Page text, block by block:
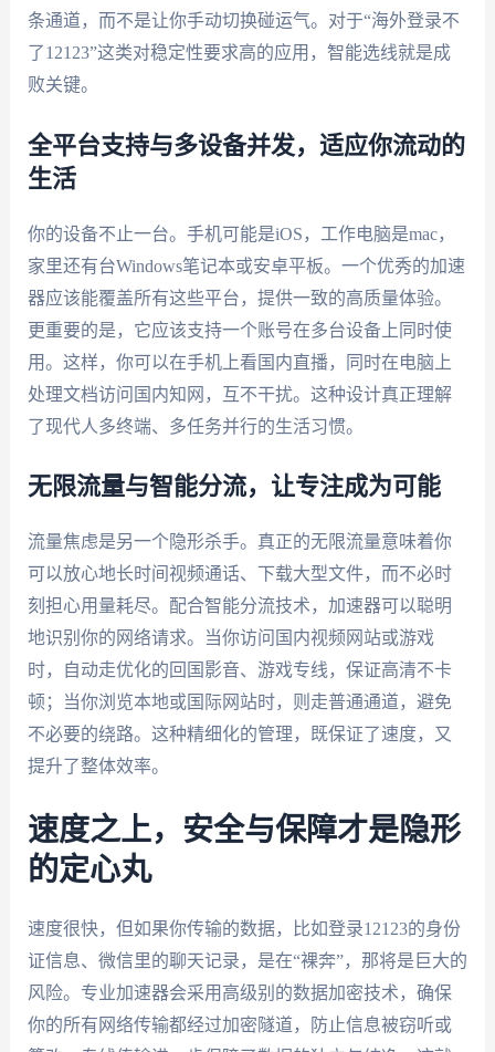
条通道，而不是让你手动切换碰运气。对于“海外登录不
了12123”这类对稳定性要求高的应用，智能选线就是成
败关键。
全平台支持与多设备并发，适应你流动的
生活
你的设备不止一台。手机可能是iOS，工作电脑是mac，
家里还有台Windows笔记本或安卓平板。一个优秀的加速
器应该能覆盖所有这些平台，提供一致的高质量体验。
更重要的是，它应该支持一个账号在多台设备上同时使
用。这样，你可以在手机上看国内直播，同时在电脑上
处理文档访问国内知网，互不干扰。这种设计真正理解
了现代人多终端、多任务并行的生活习惯。
无限流量与智能分流，让专注成为可能
流量焦虑是另一个隐形杀手。真正的无限流量意味着你
可以放心地长时间视频通话、下载大型文件，而不必时
刻担心用量耗尽。配合智能分流技术，加速器可以聪明
地识别你的网络请求。当你访问国内视频网站或游戏
时，自动走优化的回国影音、游戏专线，保证高清不卡
顿；当你浏览本地或国际网站时，则走普通通道，避免
不必要的绕路。这种精细化的管理，既保证了速度，又
提升了整体效率。
速度之上，安全与保障才是隐形
的定心丸
速度很快，但如果你传输的数据，比如登录12123的身份
证信息、微信里的聊天记录，是在“裸奔”，那将是巨大的
风险。专业加速器会采用高级别的数据加密技术，确保
你的所有网络传输都经过加密隧道，防止信息被窃听或